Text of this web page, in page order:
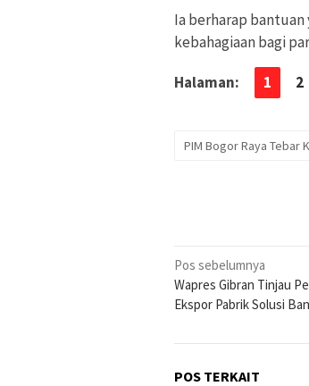
Ia berharap
kebahagiaan bagi
Halaman: 1 2
PIM Bogor Raya Tebar
Navigasi
pos
Pos sebelumnya
Wapres Gibran Tinjau
Ekspor Pabrik Solusi
POS TERKAIT